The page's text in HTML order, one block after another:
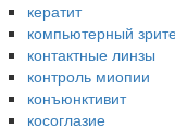
кератит
компьютерный
контактные линзы
контроль миопии
конъюнктивит
косоглазие